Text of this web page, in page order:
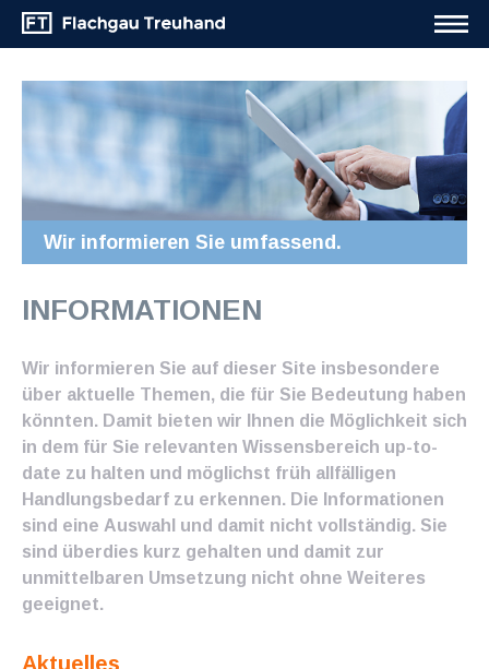
Wir informieren Sie umfassend.
INFORMATIONEN
Wir informieren Sie auf dieser Site insbesondere
über aktuelle Themen, die für Sie Bedeutung haben
könnten. Damit bieten wir Ihnen die Möglichkeit sich
in dem für Sie relevanten Wissensbereich up-to-
date zu halten und möglichst früh allfälligen
Handlungsbedarf zu erkennen. Die Informationen
sind eine Auswahl und damit nicht vollständig. Sie
sind überdies kurz gehalten und damit zur
unmittelbaren Umsetzung nicht ohne Weiteres
geeignet.
Aktuelles